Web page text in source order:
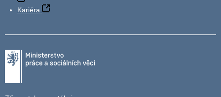
Kariéra